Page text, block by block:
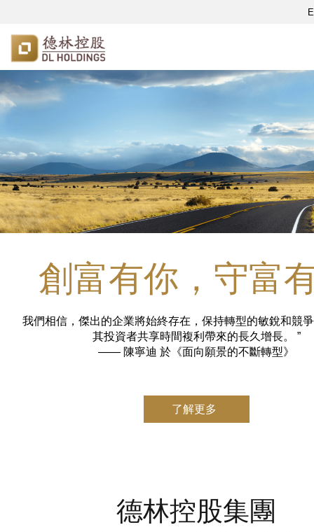
創富有你，守富
我們相信，傑出的企業將始終存在，保持轉型的敏銳和競
其投資者共享時間複利帶來的長久增長。 ”
—— 陳寧迪 於《面向願景的不斷轉型》
了解更多
德林控股集團